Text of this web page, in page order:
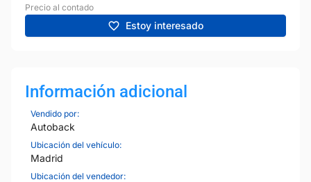
Precio al contado
Estoy interesado
Información adicional
Vendido por:
Autoback
Ubicación del vehículo:
Madrid
Ubicación del vendedor: